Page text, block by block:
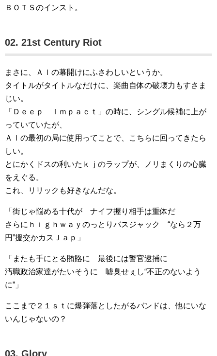
ＢＯＴＳのインスト。
02. 21st Century Riot
まさに、Ａｌの幕開けにふさわしいというか。
タイトルがタイトルなだけに、楽曲自体の破壊力もすさま
じい。
「Ｄｅｅｐ Ｉｍｐａｃｔ」の時に、シングル候補に上が
っていていたが、
Ａｌの最初の局に使用ってことで、こちらに回ってきたら
しい。
とにかくドスの利いたｋｊのラップが、ノリまくりの心臓
をえぐる。
これ、リリックも好きなんだな。
「街じゃ悩める十代が ナイフ握り相手は重体だ
さらにｈｉｇｈｗａｙのっとりバスジャック “なら２万
円”援交かカスＪａｐ」
「またも手にとる賄賂に 最後には警官逮捕に
汚職政治家達がたいそうに 嘘臭せぇし“不正のないよう
に”」
ここまで２１ｓｔに爆弾落としたがるバンドは、他にいな
いんじゃないの？
03. Glory